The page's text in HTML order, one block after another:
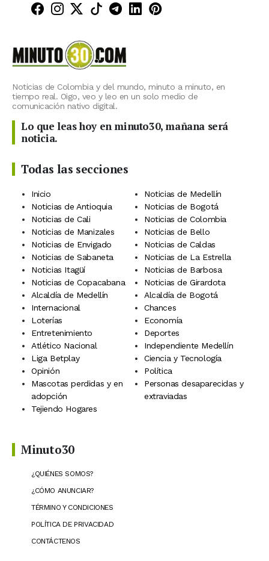
Minuto30 en Facebook
Minuto30 en Instagram
Minuto30 en X (Twitter)
Minuto30 en TikTok
Canal de Minuto30 en
Minuto30 en LinkedIn
Minuto30 en
Noticias de Colombia y del mundo, minuto a minuto, en
tiempo real. Oigo, veo y leo en un solo medio de
comunicación nativo digital.
Lo que leas hoy en minuto30, mañana será
noticia.
Todas las secciones
Inicio
Noticias de Medellín
Noticias de Antioquia
Noticias de Bogotá
Noticias de Cali
Noticias de Colombia
Noticias de Manizales
Noticias de Bello
Noticias de Envigado
Noticias de Caldas
Noticias de Sabaneta
Noticias de La Estrella
Noticias Itagüí
Noticias de Barbosa
Noticias de Copacabana
Noticias de Girardota
Alcaldía de Medellín
Alcaldía de Bogotá
Internacional
Chances
Loterías
Economía
Entretenimiento
Deportes
Atlético Nacional
Independiente Medellín
Liga Betplay
Ciencia y Tecnología
Opinión
Política
Mascotas perdidas y en
adopción
Personas desaparecidas y
extraviadas
Tejiendo Hogares
Minuto30
¿QUIÉNES SOMOS?
¿CÓMO ANUNCIAR?
TÉRMINO Y CONDICIONES
POLÍTICA DE PRIVACIDAD
CONTÁCTENOS